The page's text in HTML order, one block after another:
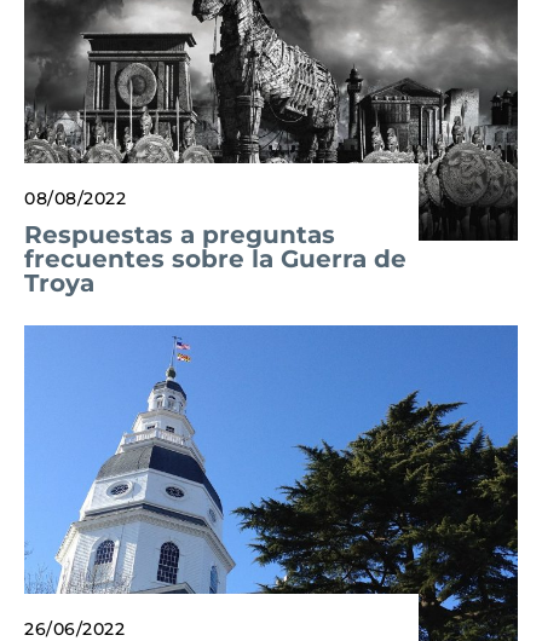
08/08/2022
Respuestas a preguntas
frecuentes sobre la Guerra de
Troya
26/06/2022